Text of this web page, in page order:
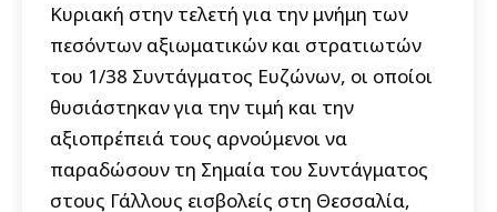
Κυριακή στην τελετή για την μνήμη των
πεσόντων αξιωματικών και στρατιωτών
του 1/38 Συντάγματος Ευζώνων, οι οποίοι
θυσιάστηκαν για την τιμή και την
αξιοπρέπειά τους αρνούμενοι να
παραδώσουν τη Σημαία του Συντάγματος
στους Γάλλους εισβολείς στη Θεσσαλία,